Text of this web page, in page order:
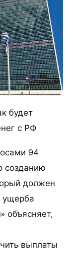
будет
с РФ
94
созданию
должен
ущерба
объясняет,
выплаты